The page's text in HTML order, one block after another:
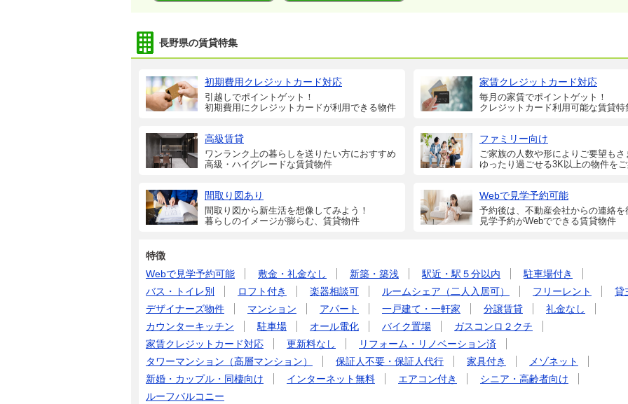
長野県の賃貸特集
初期費用クレジットカード対応
引越しでポイントゲット！
初期費用にクレジットカードが利用できる物件
家賃クレジットカード対応
毎月の家賃でポイントゲット！
クレジットカード利用可能な賃貸特
高級賃貸
ワンランク上の暮らしを送りたい方におすすめ
高級・ハイグレードな賃貸物件
ファミリー向け
ご家族の人数や形によりご要望もさ
ゆったり過ごせる3K以上の物件をご
間取り図あり
間取り図から新生活を想像してみよう！
暮らしのイメージが膨らむ、賃貸物件
Webで見学予約可能
予約後は、不動産会社からの連絡を
見学予約がWebでできる賃貸物件
特徴
Webで見学予約可能
敷金・礼金なし 新築・築浅 駅近・駅５分以内
駐車場付き
バス・トイレ別
ロフト付き 楽器相談可 ルームシェア（二人入居可） フリーレント
貸
デザイナーズ物件
マンション アパート 一戸建て・一軒家 分譲賃貸
礼金なし
カウンターキッチン
駐車場 オール電化 バイク置場
ガスコンロ２クチ
家賃クレジットカード対応
更新料なし
リフォーム・リノベーション済
タワーマンション（高層マンション）
保証人不要・保証人代行 家具付き
メゾネット
新婚・カップル・同棲向け
インターネット無料 エアコン付き
シニア・高齢者向け
ルーフバルコニー